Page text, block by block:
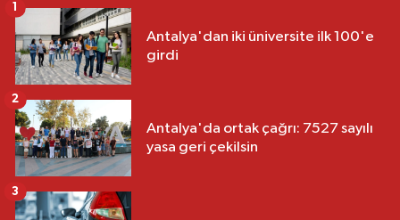
Antalya'dan iki üniversite ilk 100'e
girdi
1
Antalya'da ortak çağrı: 7527 sayılı
yasa geri çekilsin
2
3